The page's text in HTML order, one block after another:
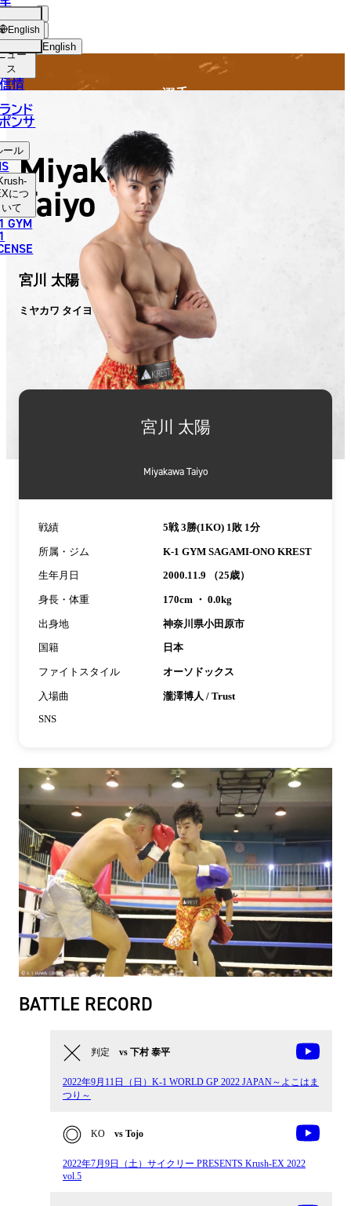
English
中文（简体）
中文（繁體）
العربية
ョッ
プ
ュー
ス
情
ンド
ンサ
ール
につ
いて
GYM
English
選手
Miyakawa
Taiyo
宮川 太陽
ミヤカワ タイヨウ
宮川 太陽
Miyakawa Taiyo
戦績 5戦 3勝(1KO) 1敗 1分
所属・ジム K-1 GYM SAGAMI-ONO KREST
生年月日 2000.11.9 （25歳）
身長・体重 170cm ・ 0.0kg
出身地 神奈川県小田原市
国籍 日本
ファイトスタイル オーソドックス
入場曲 瀧澤博人 / Trust
SNS
BATTLE RECORD
判定 vs 下村 泰平
2022年9月11日（日）K-1 WORLD GP 2022 JAPAN～よこはま
つり～
KO vs Tojo
2022年7月9日（土）サイクリー PRESENTS Krush-EX 2022
vol.5